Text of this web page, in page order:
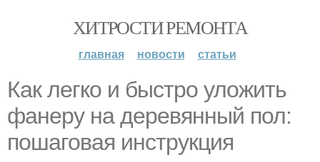
ХИТРОСТИ РЕМОНТА
главная новости статьи
Как легко и быстро уложить
фанеру на деревянный пол:
пошаговая инструкция